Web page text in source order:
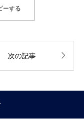
ーする
次の記事 